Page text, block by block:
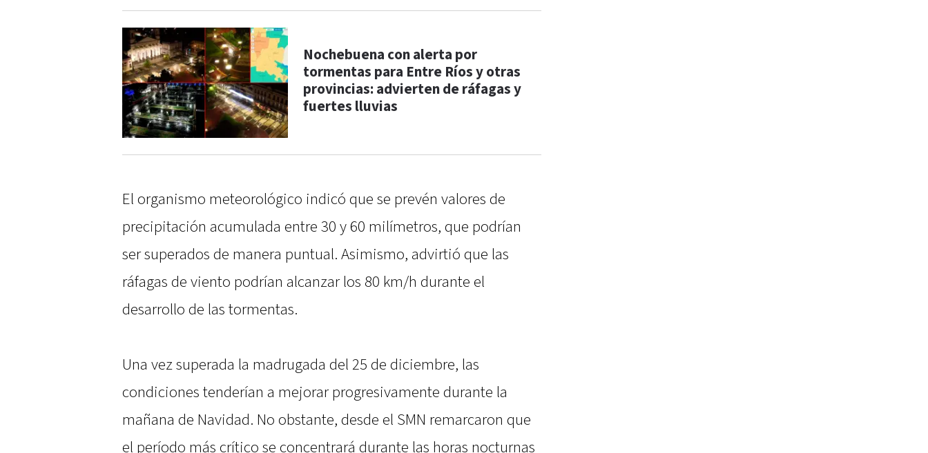
Nochebuena con alerta por
tormentas para Entre Ríos y otras
provincias: advierten de ráfagas y
fuertes lluvias
El organismo meteorológico indicó que se prevén valores de
precipitación acumulada entre 30 y 60 milímetros, que podrían
ser superados de manera puntual. Asimismo, advirtió que las
ráfagas de viento podrían alcanzar los 80 km/h durante el
desarrollo de las tormentas.
Una vez superada la madrugada del 25 de diciembre, las
condiciones tenderían a mejorar progresivamente durante la
mañana de Navidad. No obstante, desde el SMN remarcaron que
el período más crítico se concentrará durante las horas nocturnas